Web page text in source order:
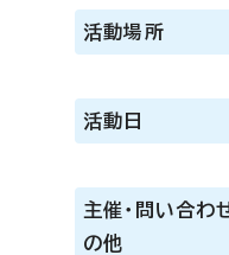
活動場所
活動日
主催・問い合わ
の他